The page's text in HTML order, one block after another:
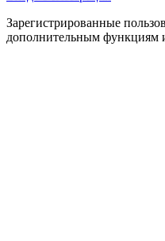
Зарегистрированные
дополнительным функциям